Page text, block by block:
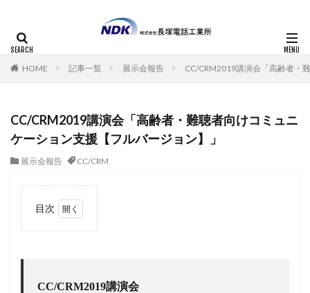
HOME 記事一覧 展示会報告 CC/CRM2019講演会「高齢者・
CC/CRM2019講演会「高齢者・難聴者向けコミュニ
ケーション支援【フルバージョン】」
展示会報告 CC/CRM
目次
CC/CRM2019講演会